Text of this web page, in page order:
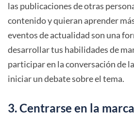
las publicaciones de otras
contenido y quieran aprender
eventos de actualidad son una
desarrollar tus habilidades de
participar en la conversación de
iniciar un debate sobre el tema.
3. Centrarse en la marca